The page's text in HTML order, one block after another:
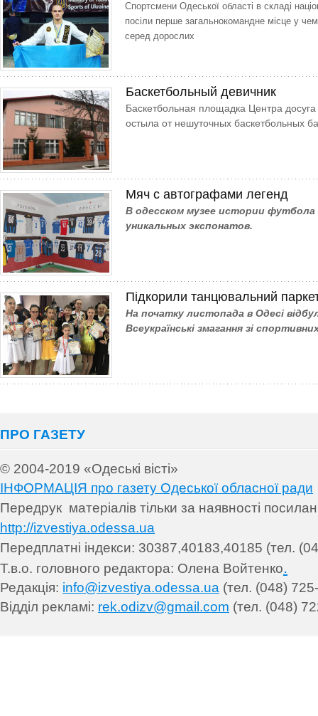
Спортсмени Одеської області в складі
посіли перше загальнокомандне місце у
серед дорослих
Баскетбольный девичник
Баскетбольная площадка Центра
остыла от нешуточных баскетбольных
Мяч с автографами легенд
В одесском музее истории футбола
уникальных экспонатов.
Підкорили танцювальний
На початку листопада в Одесі
Всеукраїнські змагання зі
ПРО ГАЗЕТУ
© 2004-2019 «Одеські вісті»
ІНФОРМАЦІЯ про газету Одеської обласної ради
Передрук матеріалів тільки за наявності
http://izvestiya.odessa.ua
Передплатні індекси: 30387,40183,40185 (тел.
Т.в.о. головного редактора: Олена Войтенко.
Редакція: info@izvestiya.odessa.ua (тел. (048)
Відділ рекламі: rek.odizv@gmail.com (тел. (048)